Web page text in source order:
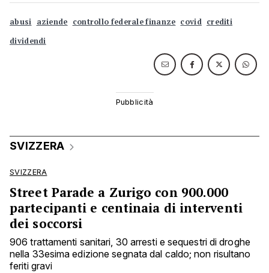
abusi aziende controllo federale finanze covid crediti
dividendi
SVIZZERA
SVIZZERA
Street Parade a Zurigo con 900.000
partecipanti e centinaia di interventi
dei soccorsi
906 trattamenti sanitari, 30 arresti e sequestri di droghe
nella 33esima edizione segnata dal caldo; non risultano
feriti gravi